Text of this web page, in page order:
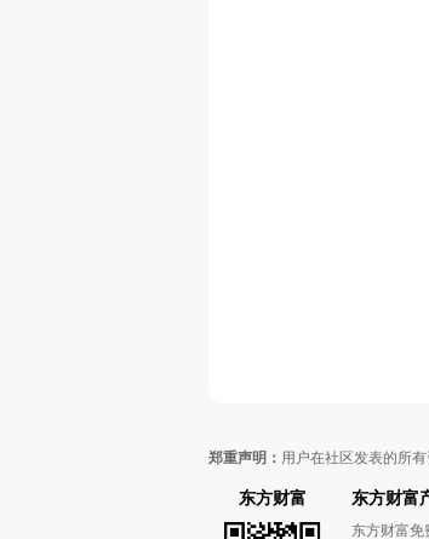
郑重声明： 用户在社区发表的所
东方财富 东方财富
东方财富免